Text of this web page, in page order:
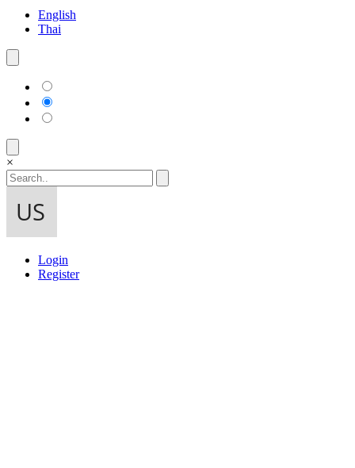
English
Thai
×
Login
Register